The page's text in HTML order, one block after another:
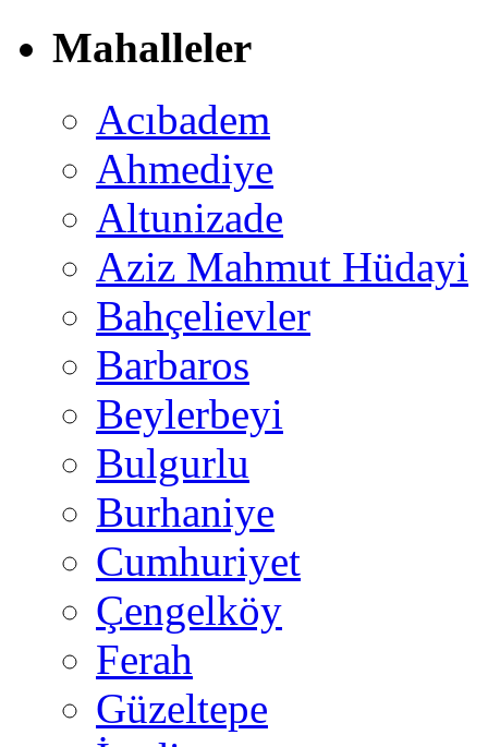
Mahalleler
Acıbadem
Ahmediye
Altunizade
Aziz Mahmut Hüdayi
Bahçelievler
Barbaros
Beylerbeyi
Bulgurlu
Burhaniye
Cumhuriyet
Çengelköy
Ferah
Güzeltepe